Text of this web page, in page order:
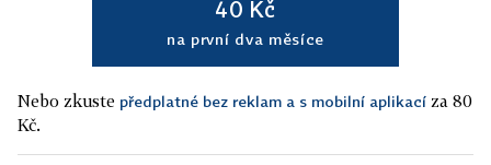
40 Kč
na první dva měsíce
Nebo zkuste předplatné bez reklam a s mobilní aplikací za 80
Kč.